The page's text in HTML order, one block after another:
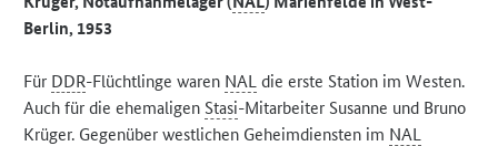
Berlin, 1953
Für DDR-Flüchtlinge waren NAL die erste Station im Westen.
Auch für die ehemaligen Stasi-Mitarbeiter Susanne und Bruno
Krüger. Gegenüber westlichen Geheimdiensten im NAL